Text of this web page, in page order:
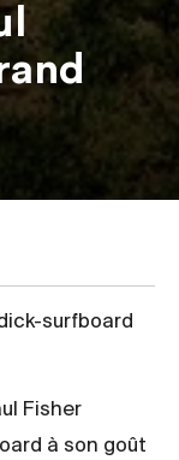
Fisher
à son goût